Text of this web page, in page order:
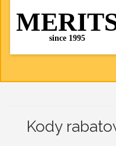
Kody